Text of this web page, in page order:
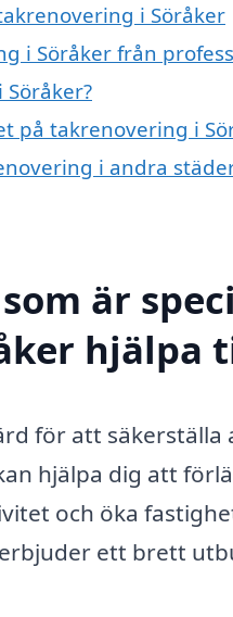
i Söråker
i Söråker från
på takrenovering i
i andra
är
hjälpa
för att
hjälpa dig att
och öka
ett brett